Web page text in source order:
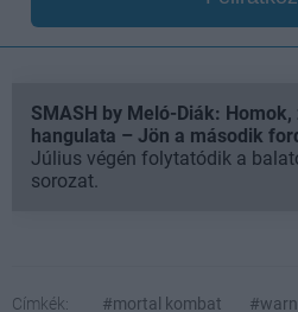
SMASH by Meló-Diák:
hangulata – Jön a második
Július végén folytatódik a
sorozat.
Címkék: #mortal kombat